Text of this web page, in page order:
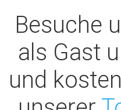
Besuche
als Gast
und